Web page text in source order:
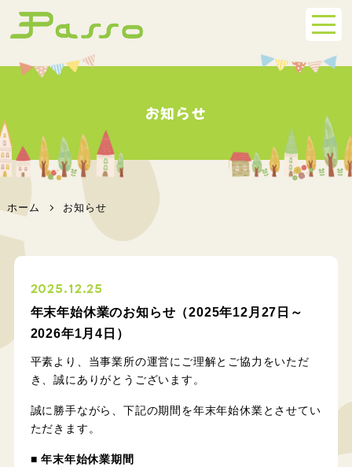
お知らせ
ホーム お知らせ
2025.12.25
年末年始休業のお知らせ（2025年12月27日～
2026年1月4日）
平素より、当事業所の運営にご理解とご協力をいただ
き、誠にありがとうございます。
誠に勝手ながら、下記の期間を年末年始休業とさせてい
ただきます。
■ 年末年始休業期間